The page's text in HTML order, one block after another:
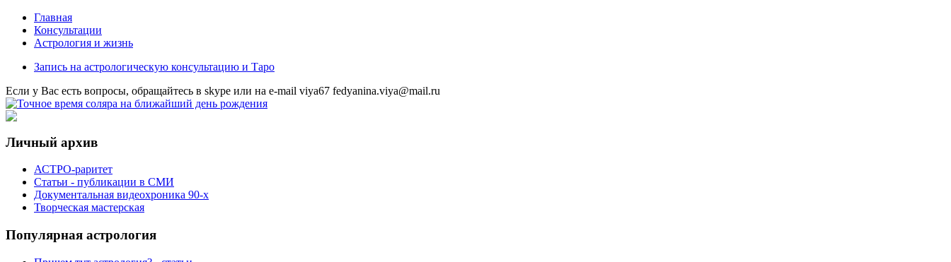
Главная
Консультации
Астрология и жизнь
Запись на астрологическую консультацию и Таро
Eсли у Вас есть вопросы, обращайтесь в skype или на e-mail viya67 fedyanina.viya@mail.ru
Личный архив
АСТРО-раритет
Cтатьи - публикации в СМИ
Документальная видеохроника 90-х
Творческая мастерская
Популярная астрология